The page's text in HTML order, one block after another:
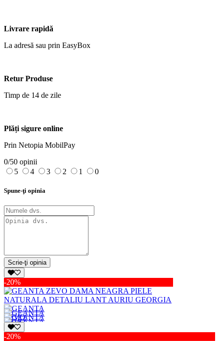
Livrare rapidă
La adresă sau prin EasyBox
Retur Produse
Timp de 14 de zile
Plăți sigure online
Prin Netopia MobilPay
0/50 opinii
5
4 3 2 1 0
Spune-ţi opinia
Scrie-ţi opinia
-20%
-20%